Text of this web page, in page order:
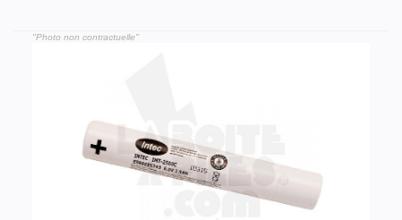
"Photo non contractuelle"